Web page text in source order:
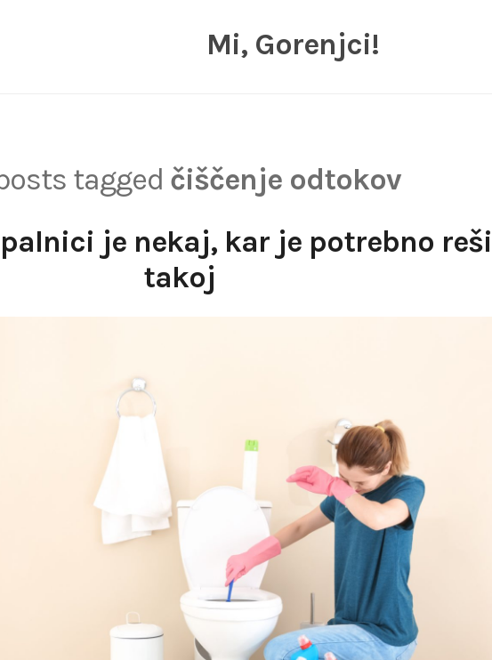
Mi, Gorenjci!
tagged čiščenje odtokov
je nekaj, kar je potrebno
takoj